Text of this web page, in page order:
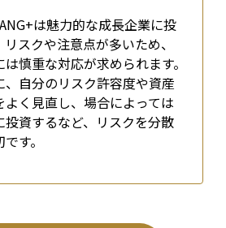
は魅力的な成長企業に投
スクや注意点が多いため、
慎重な対応が求められます。
自分のリスク許容度や資産
く見直し、場合によっては
資するなど、リスクを分散
す。